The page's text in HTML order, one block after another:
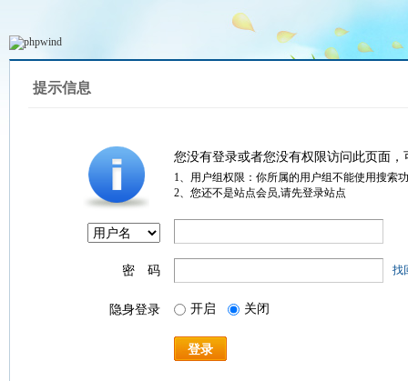
提示信息
您没有登录或者您没有权限访问此页面
1、用户组权限：你所属的用户组不能使用搜索
2、您还不是站点会员,请先登录站点
密 码 找
隐身登录 开启 关闭
登录